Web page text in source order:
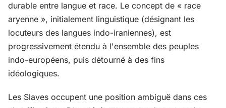
durable entre langue et race. Le concept de « race
aryenne », initialement linguistique (désignant les
locuteurs des langues indo-iraniennes), est
progressivement étendu à l'ensemble des peuples
indo-européens, puis détourné à des fins
idéologiques.
Les Slaves occupent une position ambiguë dans ces